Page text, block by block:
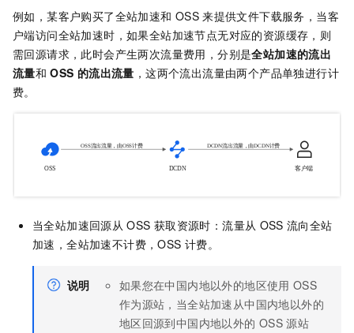
例如，某客户购买了全站加速和 OSS 来提供文件下载服务，当客
户端访问全站加速时，如果全站加速节点无对应的资源缓存，则
需回源请求，此时会产生两次流量费用，分别是全站加速的流出
流量和 OSS 的流出流量 ，这两个流出流量由两个产品单独进行计
费。
当全站加速回源从 OSS 获取资源时：流量从 OSS 流向全站
加速，全站加速不计费，OSS 计费。
说明 如果您在中国内地以外的地区使用 OSS
作为源站，当全站加速从中国内地以外的
地区回源到中国内地以外的 OSS 源站